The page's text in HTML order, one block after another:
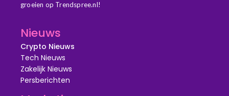
groeien op Trendspree.nl!
Nieuws
Crypto Nieuws
Tech Nieuws
Zakelijk Nieuws
Persberichten